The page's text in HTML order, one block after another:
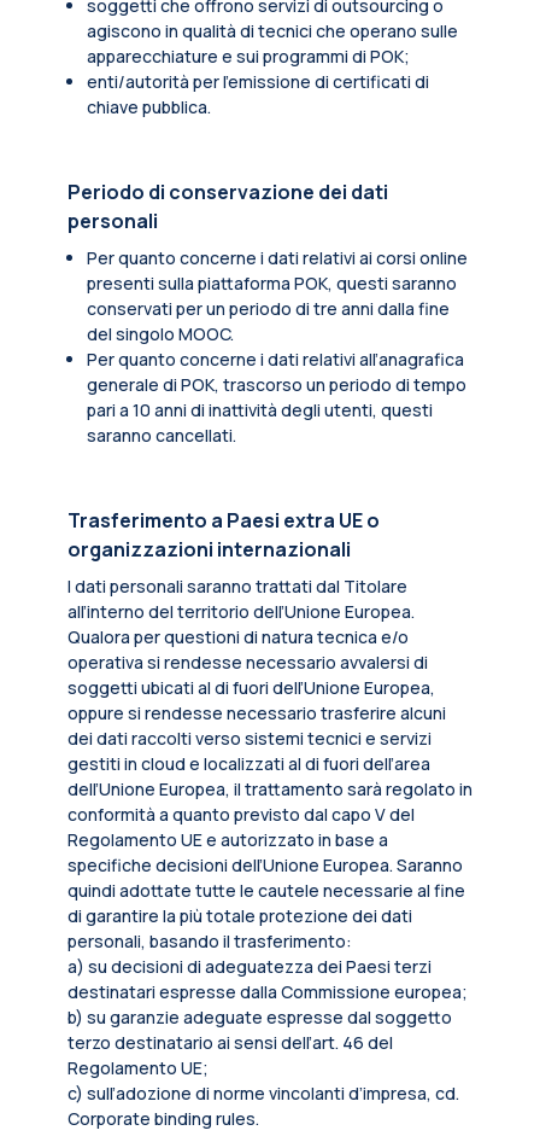
soggetti che offrono servizi di outsourcing o
agiscono in qualità di tecnici che operano sulle
apparecchiature e sui programmi di POK;
enti/autorità per l'emissione di certificati di
chiave pubblica.
Periodo di conservazione dei dati
personali
Per quanto concerne i dati relativi ai corsi online
presenti sulla piattaforma POK, questi saranno
conservati per un periodo di tre anni dalla fine
del singolo MOOC.
Per quanto concerne i dati relativi all’anagrafica
generale di POK, trascorso un periodo di tempo
pari a 10 anni di inattività degli utenti, questi
saranno cancellati.
Trasferimento a Paesi extra UE o
organizzazioni internazionali
I dati personali saranno trattati dal Titolare
all’interno del territorio dell’Unione Europea.
Qualora per questioni di natura tecnica e/o
operativa si rendesse necessario avvalersi di
soggetti ubicati al di fuori dell’Unione Europea,
oppure si rendesse necessario trasferire alcuni
dei dati raccolti verso sistemi tecnici e servizi
gestiti in cloud e localizzati al di fuori dell’area
dell’Unione Europea, il trattamento sarà regolato in
conformità a quanto previsto dal capo V del
Regolamento UE e autorizzato in base a
specifiche decisioni dell’Unione Europea. Saranno
quindi adottate tutte le cautele necessarie al fine
di garantire la più totale protezione dei dati
personali, basando il trasferimento:
a) su decisioni di adeguatezza dei Paesi terzi
destinatari espresse dalla Commissione europea;
b) su garanzie adeguate espresse dal soggetto
terzo destinatario ai sensi dell’art. 46 del
Regolamento UE;
c) sull’adozione di norme vincolanti d’impresa, cd.
Corporate binding rules.